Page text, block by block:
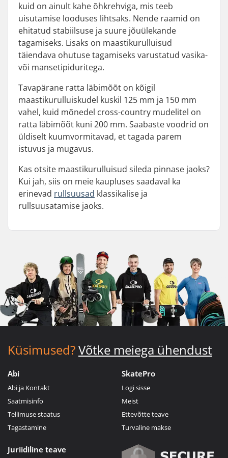
kuid on ainult kahe õhkrehviga, mis teeb
uisutamise looduses lihtsaks. Nende raamid on
ehitatud stabiilsuse ja suure jõuülekande
tagamiseks. Lisaks on maastikurulluisud
täiendava ohutuse tagamiseks varustatud vasika-
või mansetipiduritega.
Tavapärane ratta läbimõõt on kõigil
maastikurulluiskudel kuskil 125 mm ja 150 mm
vahel, kuid mõnedel cross-country mudelitel on
ratta läbimõõt kuni 200 mm. Saabaste voodrid on
üldiselt kuumvormitavad, et tagada parem
istuvus ja mugavus.
Kas otsite maastikurulluisud sileda pinnase jaoks?
Kui jah, siis on meie kaupluses saadaval ka
erinevad rullsuusad klassikalise ja
rullsuusatamise jaoks.
Küsimused?Võtke meiega ühendust
Abi
Abi ja Kontakt
Saatmisinfo
Tellimuse staatus
Tagastamine
SkatePro
Logi sisse
Meist
Ettevõtte teave
Turvaline makse
Juriidiline teave